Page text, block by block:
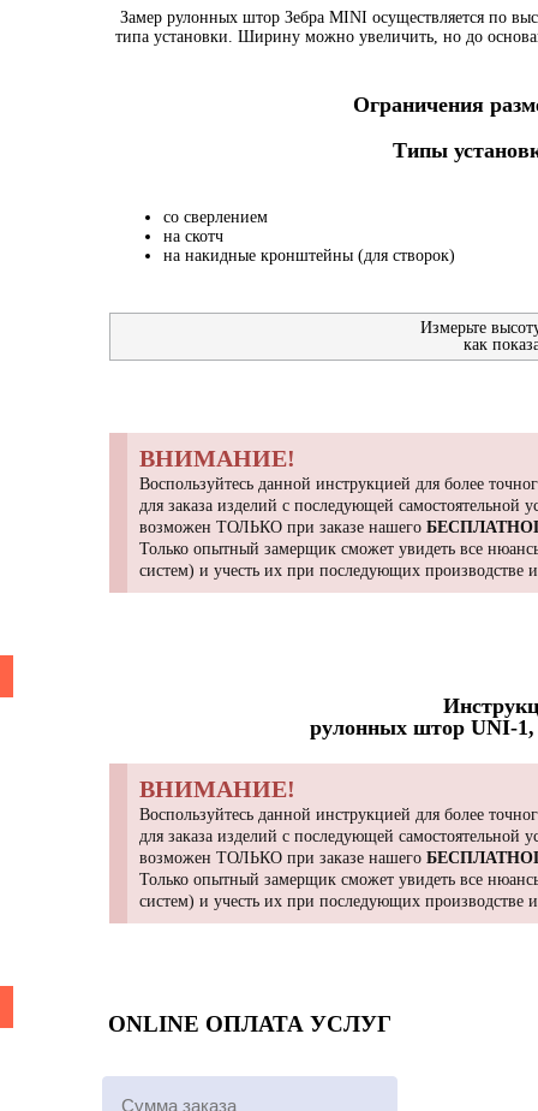
Замер рулонных штор Зебра MINI осуществляется по
типа установки. Ширину можно увеличить, но до
Ограничения
Типы
со сверлением
на скотч
на накидные кронштейны (для створок)
Измерьте
как
ВНИМАНИЕ!
Воспользуйтесь данной инструкцией для более
для заказа изделий с последующей
возможен ТОЛЬКО при заказе нашего
Только опытный замерщик сможет увидеть все
систем) и учесть их при последующих производстве
рулонных штор UNI-
ВНИМАНИЕ!
Воспользуйтесь данной инструкцией для более
для заказа изделий с последующей
возможен ТОЛЬКО при заказе нашего
Только опытный замерщик сможет увидеть все
систем) и учесть их при последующих производстве
ONLINE ОПЛАТА УСЛУГ